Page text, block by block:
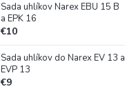
Sada uhlíkov Narex EBU 15 B
a EPK 16
€10
Sada uhlíkov do Narex EV 13 a
EVP 13
€9